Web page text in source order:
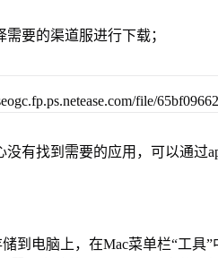
要的渠道服进行下载；
没有找到需要的应用，可以通过
储到电脑上，在Mac菜单栏“工具